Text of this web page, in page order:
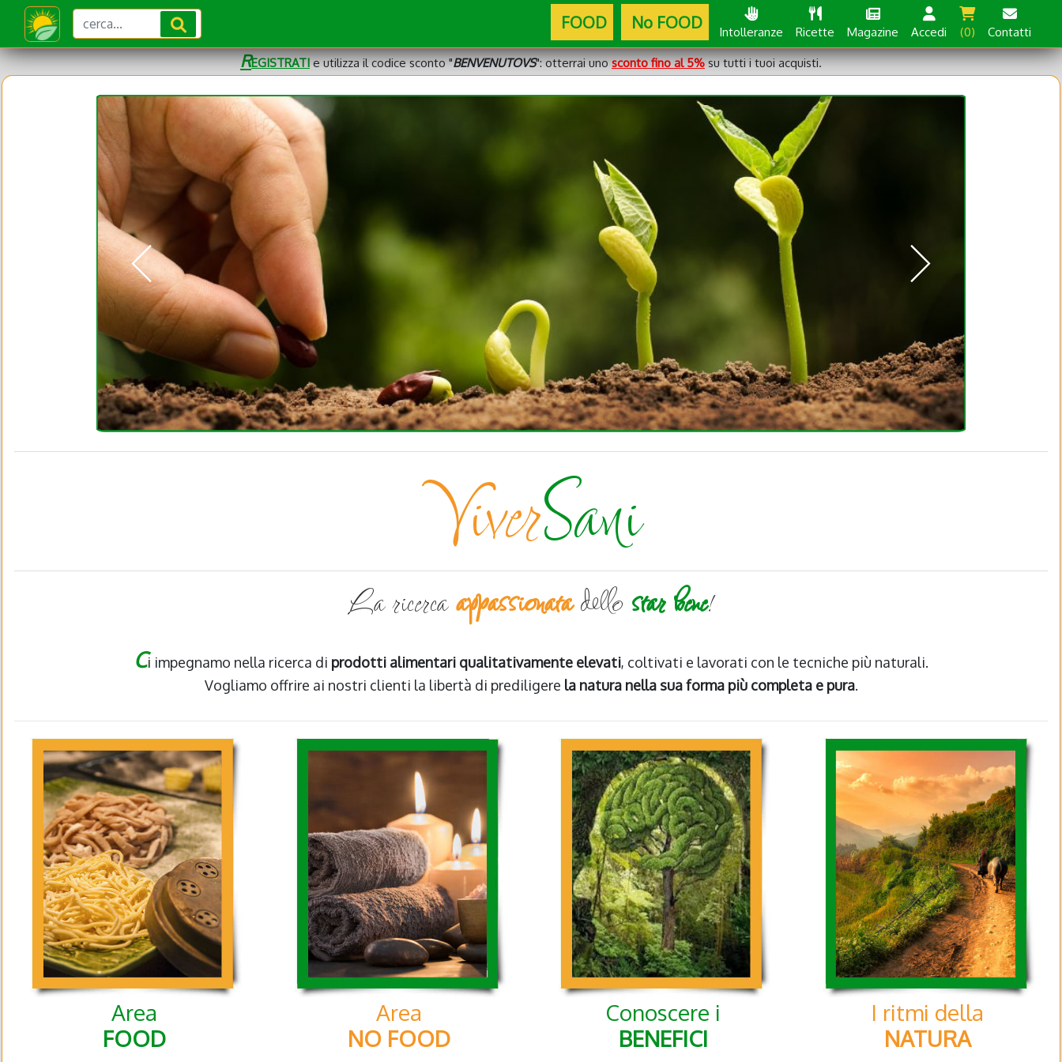
FOOD No FOOD Intolleranze Ricette Magazine Accedi (0) Contatti
REGISTRATIe utilizza il codice sconto "BENVENUTOVS": otterrai unosconto fino al 5%su tutti i tuoi acquisti.
ViverSani
La ricercaappassionatadellostar bene!
Ci impegnamo nella ricerca di prodotti alimentari qualitativamente elevati, coltivati e lavorati con le tecniche più naturali.
Vogliamo offrire ai nostri clienti la libertà di prediligere la natura nella sua forma più completa e pura.
Area
FOOD
Area
NO FOOD
Conoscere i
BENEFICI
I ritmi della
NATURA